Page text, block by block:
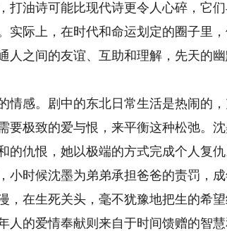
打油诗可能比现代诗更令人心碎，它
实际上，在时代和命运划定的圈子里
人之间的友谊、互助和理解，先天的
感。剧中的东北日常生活是热闹的，
要极致的爱与恨，来平衡这种松弛。
的仇恨，她以极端的方式完成个人复
小时候沈墨为弟弟承担爸爸的责罚，
，在生死关头，毫不犹豫地把生的希
人的爱情奉献则来自于时间馈赠的智